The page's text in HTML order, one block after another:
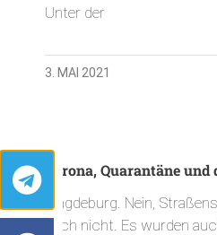
Unter der
3. MAI 2021
Corona, Quarantäne
Magdeburg. Nein,
noch nicht. Es wurden